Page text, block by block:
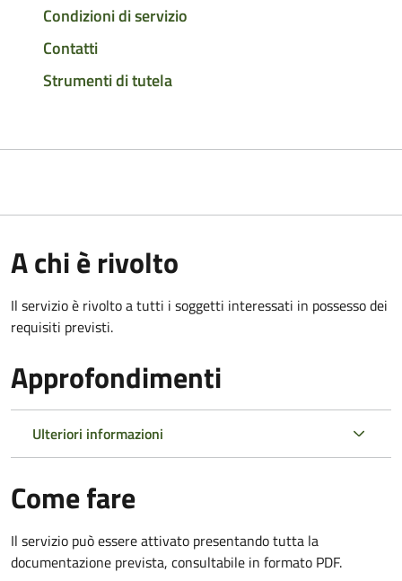
Condizioni di servizio
Contatti
Strumenti di tutela
A chi è rivolto
Il servizio è rivolto a tutti i soggetti interessati in possesso dei
requisiti previsti.
Approfondimenti
Ulteriori informazioni
Come fare
Il servizio può essere attivato presentando tutta la
documentazione prevista, consultabile in formato PDF.